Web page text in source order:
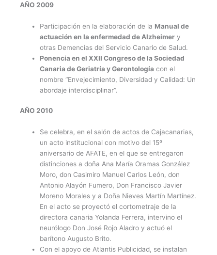
AÑO 2009
Participación en la elaboración de la Manual de
actuación en la enfermedad de Alzheimery
otras Demencias del Servicio Canario de Salud.
Ponencia en el XXII Congreso de la Sociedad
Canaria de Geriatría y Gerontología con el
nombre “Envejecimiento, Diversidad y Calidad: Un
abordaje interdisciplinar”.
AÑO 2010
Se celebra, en el salón de actos de Cajacanarias,
un acto institucional con motivo del 15º
aniversario de AFATE, en el que se entregaron
distinciones a doña Ana María Oramas González
Moro, don Casimiro Manuel Carlos León, don
Antonio Alayón Fumero, Don Francisco Javier
Moreno Morales y a Doña Nieves Martín Martínez.
En el acto se proyectó el cortometraje de la
directora canaria Yolanda Ferrera, intervino el
neurólogo Don José Rojo Aladro y actuó el
barítono Augusto Brito.
Con el apoyo de Atlantis Publicidad, se instalan